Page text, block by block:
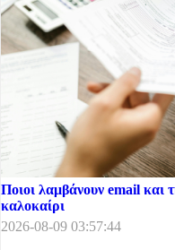
Ποιοι λαμβάνουν email και
καλοκαίρι
2026-08-09 03:57:44